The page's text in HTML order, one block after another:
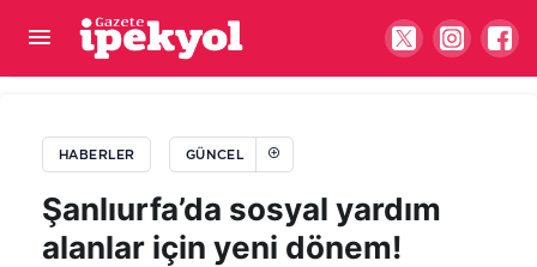
HABERLER GÜNCEL
Şanlıurfa’da sosyal yardım
alanlar için yeni dönem!
Acil durumlarda yeni dönem: Hayat 112